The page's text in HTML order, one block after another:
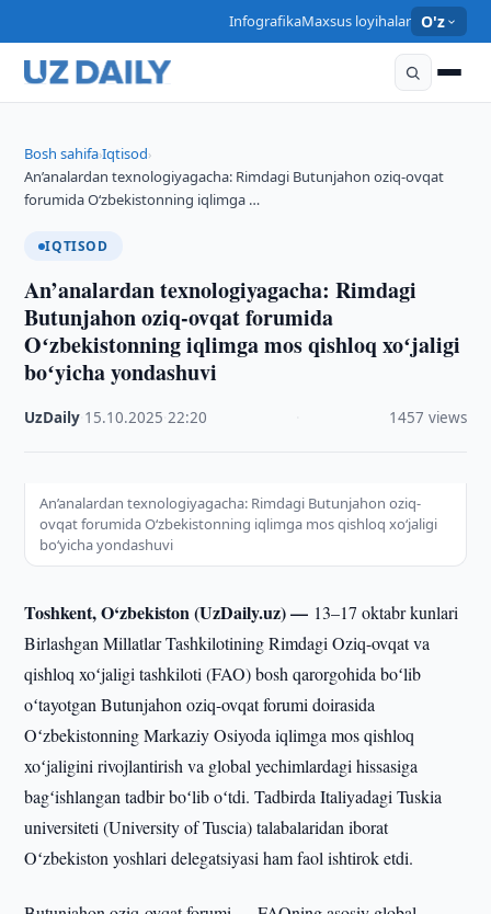
InfografikaMaxsus loyihalar O'z
Bosh sahifa›Iqtisod›
An’analardan texnologiyagacha: Rimdagi Butunjahon oziq-ovqat
forumida Oʻzbekistonning iqlimga …
IQTISOD
An’analardan texnologiyagacha: Rimdagi
Butunjahon oziq-ovqat forumida
Oʻzbekistonning iqlimga mos qishloq xoʻjaligi
boʻyicha yondashuvi
UzDaily 15.10.2025 ·22:20 1457 views
An’analardan texnologiyagacha: Rimdagi Butunjahon oziq-
ovqat forumida Oʻzbekistonning iqlimga mos qishloq xoʻjaligi
boʻyicha yondashuvi
Toshkent, O‘zbekiston (UzDaily.uz) — 13–17 oktabr kunlari
Birlashgan Millatlar Tashkilotining Rimdagi Oziq-ovqat va
qishloq xoʻjaligi tashkiloti (FAO) bosh qarorgohida boʻlib
oʻtayotgan Butunjahon oziq-ovqat forumi doirasida
Oʻzbekistonning Markaziy Osiyoda iqlimga mos qishloq
xoʻjaligini rivojlantirish va global yechimlardagi hissasiga
bagʻishlangan tadbir boʻlib oʻtdi. Tadbirda Italiyadagi Tuskia
universiteti (University of Tuscia) talabalaridan iborat
Oʻzbekiston yoshlari delegatsiyasi ham faol ishtirok etdi.